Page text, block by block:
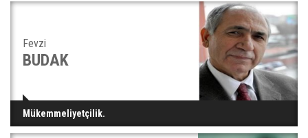
Fevzi
BUDAK
Mükemmeliyetçilik.